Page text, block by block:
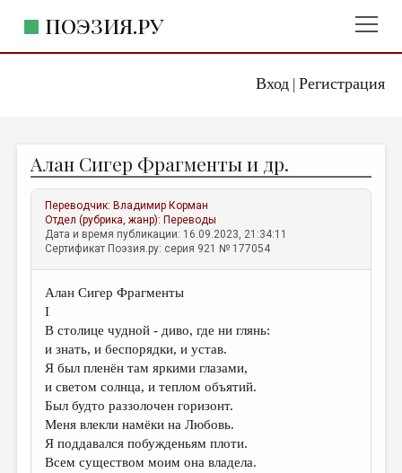
Вход| Регистрация
ПОЭЗИЯ.РУ
ЖАНРЫ
АВТОРЫ
КОММЕНТАРИИ
ЛИТСАЛОН
НОВОСТИ
ПРАВИЛА САЙТА
ОТДЕЛЫ И РУБРИКИ
ИЗБРАННОЕ
ДАЙДЖЕСТ
ПРОИЗВЕДЕНИЯ
Алан Сигер Фрагменты и др.
Переводчик: Владимир Корман
Отдел (рубрика, жанр): Переводы
Дата и время публикации: 16.09.2023, 21:34:11
Сертификат Поэзия.ру: серия 921 № 177054
Алан Сигер Фрагменты
I
В столице чудной - диво, где ни глянь:
и знать, и беспорядки, и устав.
Я был пленён там яркими глазами,
и светом солнца, и теплом объятий.
Был будто раззолочен горизонт.
Меня влекли намёки на Любовь.
Я поддавался побужденьям плоти.
Всем существом моим она владела.